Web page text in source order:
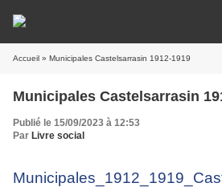
Accueil » Municipales Castelsarrasin 1912-1919
Municipales Castelsarrasin
Publié le 15/09/2023 à 12:53
Par Livre social